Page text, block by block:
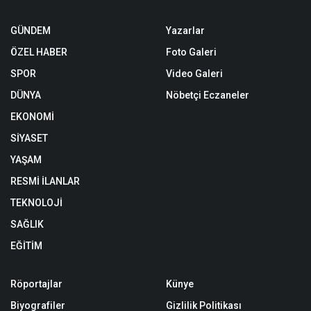
GÜNDEM
ÖZEL HABER
SPOR
DÜNYA
EKONOMİ
SİYASET
YAŞAM
RESMİ İLANLAR
TEKNOLOJİ
SAĞLIK
EĞİTİM
Yazarlar
Foto Galeri
Video Galeri
Nöbetçi Eczaneler
Röportajlar
Biyografiler
Künye
Gizlilik Politikası